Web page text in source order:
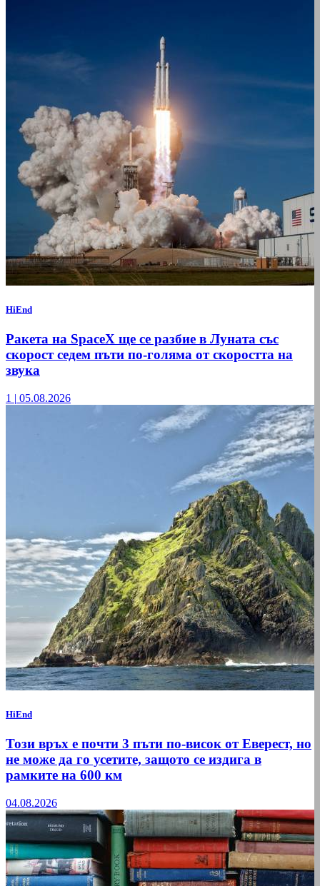
HiEnd
Ракета на SpaceX ще се разбие в Луната със
скорост седем пъти по-голяма от скоростта на
звука
1 | 05.08.2026
HiEnd
Този връх е почти 3 пъти по-висок от Еверест, но
не може да го усетите, защото се издига в
рамките на 600 км
04.08.2026